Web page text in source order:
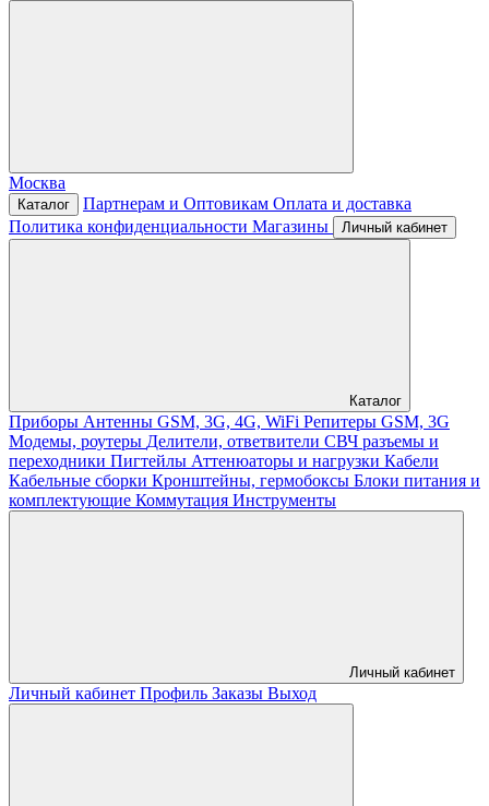
Москва
Каталог Партнерам и Оптовикам Оплата и доставка
Политика конфиденциальности Магазины Личный кабинет
Каталог
Приборы Антенны GSM, 3G, 4G, WiFi Репитеры GSM, 3G
Модемы, роутеры Делители, ответвители СВЧ разъемы и
переходники Пигтейлы Аттенюаторы и нагрузки Кабели
Кабельные сборки Кронштейны, гермобоксы Блоки питания и
комплектующие Коммутация Инструменты
Личный кабинет
Личный кабинет Профиль Заказы Выход